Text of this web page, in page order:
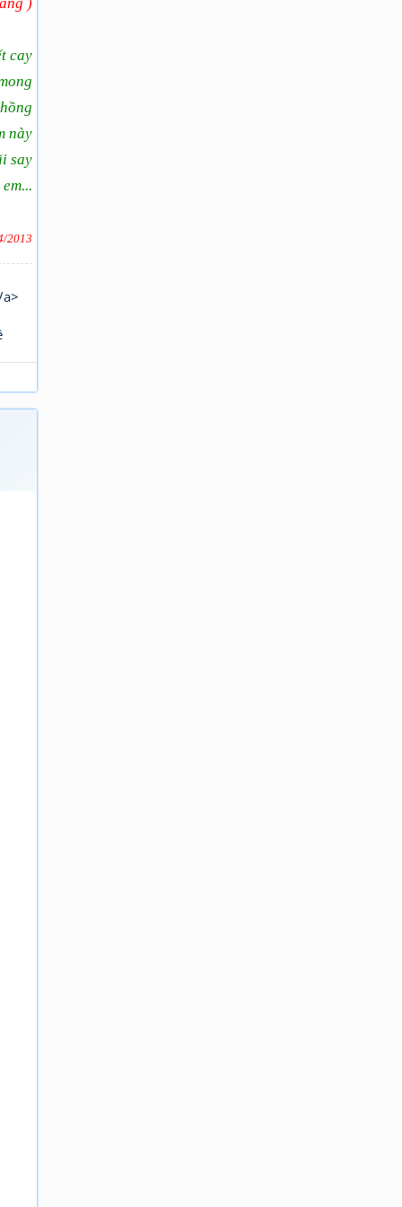
cay
này
say
2013